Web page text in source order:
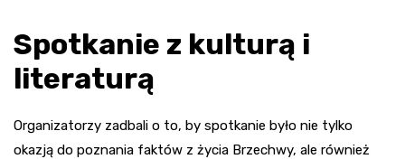
Spotkanie z kulturą i
literaturą
Organizatorzy zadbali o to, by spotkanie było nie tylko
okazją do poznania faktów z życia Brzechwy, ale również